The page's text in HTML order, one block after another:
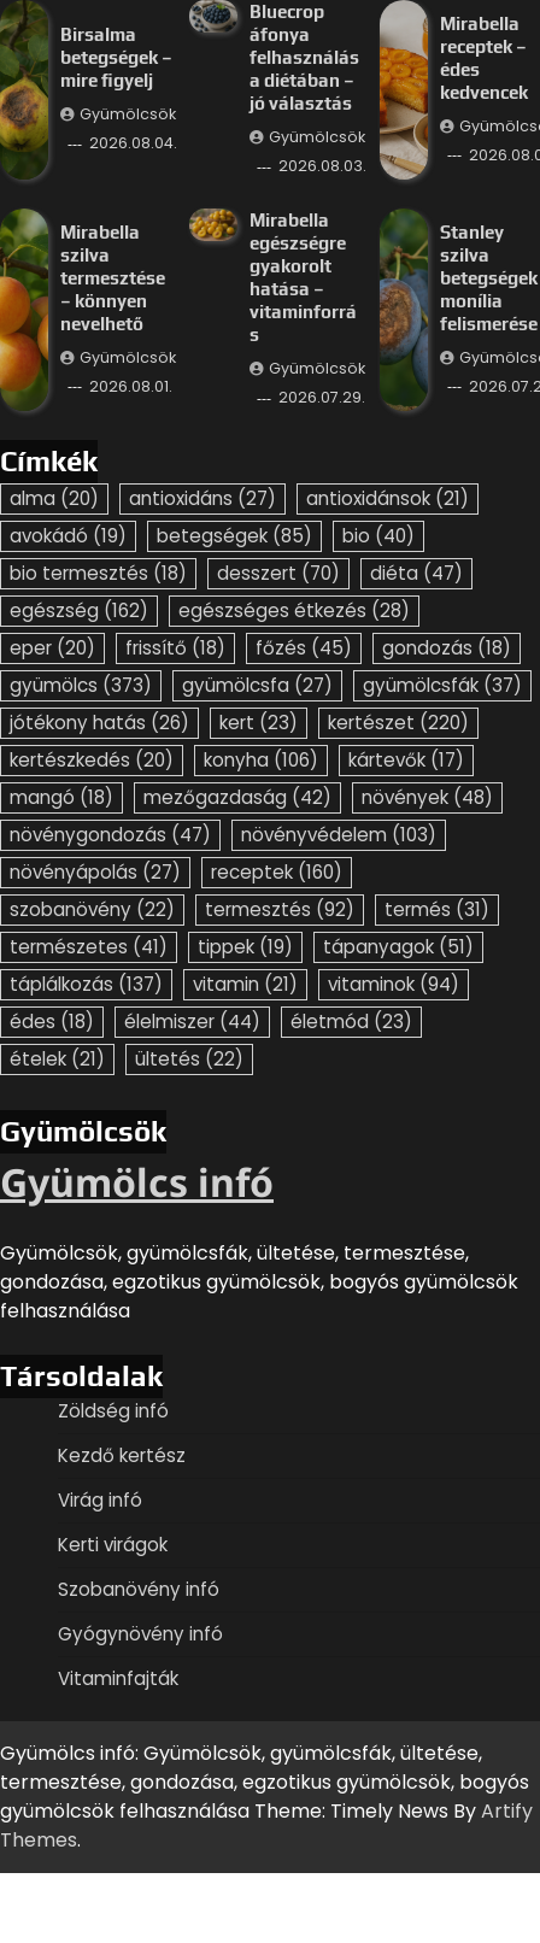
Birsalma
betegségek –
mire figyelj
Gyümölcsök
2026.08.04.
Bluecrop
áfonya
felhasználás
a diétában –
jó választás
Gyümölcsök
2026.08.03.
Mirabella
receptek –
édes
kedvencek
Mirabella
szilva
termesztése
– könnyen
nevelhető
Gyümölcsök
2026.08.01.
Mirabella
egészségre
gyakorolt
hatása –
vitaminforrá
s
Gyümölcsök
2026.07.29.
Stanley
szilva
betegségek
monília
felismerése
Címkék
alma (20) antioxidáns (27) antioxidánsok (21)
avokádó (19) betegségek (85) bio (40)
bio termesztés (18) desszert (70) diéta (47)
egészség (162) egészséges étkezés (28)
eper (20) frissítő (18) főzés (45) gondozás (18)
gyümölcs (373) gyümölcsfa (27) gyümölcsfák (37)
jótékony hatás (26) kert (23) kertészet (220)
kertészkedés (20) konyha (106) kártevők (17)
mangó (18) mezőgazdaság (42) növények (48)
növénygondozás (47) növényvédelem (103)
növényápolás (27) receptek (160)
szobanövény (22) termesztés (92) termés (31)
természetes (41) tippek (19) tápanyagok (51)
táplálkozás (137) vitamin (21) vitaminok (94)
édes (18) élelmiszer (44) életmód (23)
ételek (21) ültetés (22)
Gyümölcsök
Gyümölcs infó
Gyümölcsök, gyümölcsfák, ültetése, termesztése,
gondozása, egzotikus gyümölcsök, bogyós gyümölcsök
felhasználása
Társoldalak
Zöldség infó
Kezdő kertész
Virág infó
Kerti virágok
Szobanövény infó
Gyógynövény infó
Vitaminfajták
Gyümölcs infó: Gyümölcsök, gyümölcsfák, ültetése,
termesztése, gondozása, egzotikus gyümölcsök, bogyós
gyümölcsök felhasználása Theme: Timely News ByArtify
Themes.